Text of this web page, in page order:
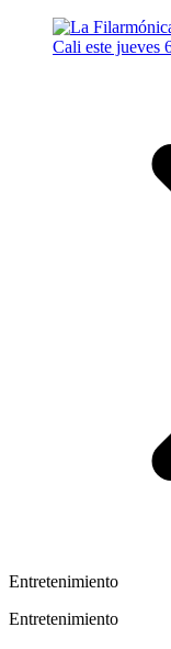
Entretenimiento
Entretenimiento